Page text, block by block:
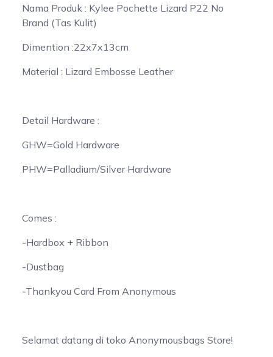
Nama Produk : Kylee Pochette Lizard P22 No
Brand (Tas Kulit)
Dimention :22x7x13cm
Material : Lizard Embosse Leather
Detail Hardware :
GHW=Gold Hardware
PHW=Palladium/Silver Hardware
Comes :
-Hardbox + Ribbon
-Dustbag
-Thankyou Card From Anonymous
Selamat datang di toko Anonymousbags Store!